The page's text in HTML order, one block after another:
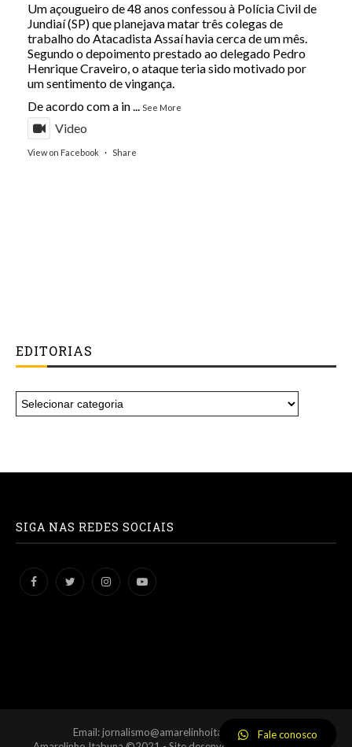
Um açougueiro de 48 anos confessou à Polícia Civil de
Jundiaí (SP) que planejava matar três colegas de
trabalho do Atacadista Assaí havia cerca de um mês.
Segundo o depoimento prestado ao delegado Pedro
Henrique Craveiro, o ataque teria sido motivado por
um sentimento de vingança.
De acordo com a in... See More
Video
View on Facebook · Share
EDITORIAS
SIGA NAS REDES SOCIAIS
Email: jornalismo@amarelinhoitabuna.com.brFale conosco